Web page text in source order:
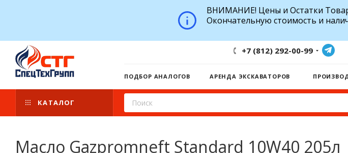
ВНИМАНИЕ! Цены и Остатки
Окончательную стоимость и
+7 (812) 292-00-99
ПОДБОР АНАЛОГОВ АРЕНДА ЭКСКАВАТОРОВ
КАТАЛОГ
Масло Gazpromneft Standard 10W40 205л